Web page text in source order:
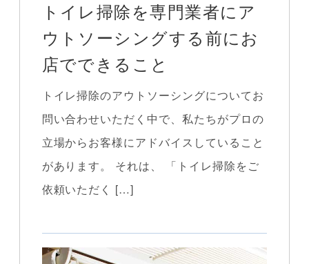
トイレ掃除を専門業者にア
ウトソーシングする前にお
店でできること
トイレ掃除のアウトソーシングについてお
問い合わせいただく中で、私たちがプロの
立場からお客様にアドバイスしていること
があります。 それは、 「トイレ掃除をご
依頼いただく […]